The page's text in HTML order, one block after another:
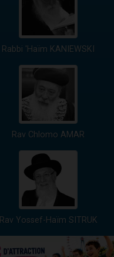
Rabbi 'Haïm KANIEWSKI
Rav Chlomo AMAR
Rav Yossef-Haïm SITRUK